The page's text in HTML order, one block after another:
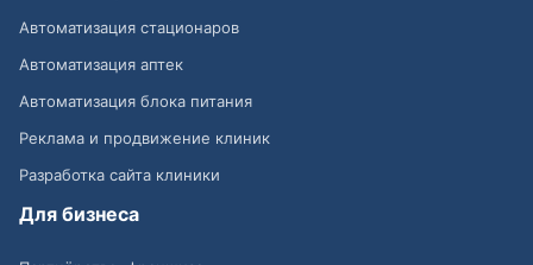
Автоматизация стационаров
Автоматизация аптек
Автоматизация блока питания
Реклама и продвижение клиник
Разработка сайта клиники
Для бизнеса